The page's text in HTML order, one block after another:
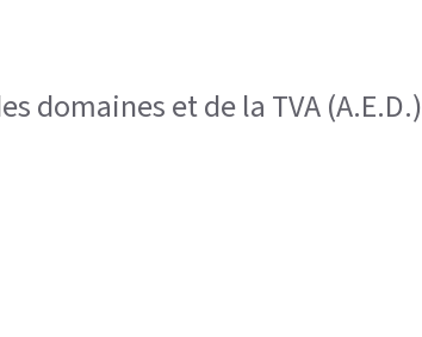
domaines et de la TVA (A.E.D.)